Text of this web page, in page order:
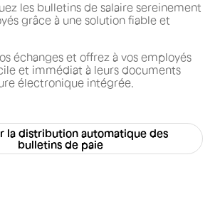
les bulletins de salaire sereinement
grâce à une solution fiable et
échanges et offrez à vos employés
et immédiat à leurs documents
électronique intégrée.
la distribution automatique des
bulletins de paie